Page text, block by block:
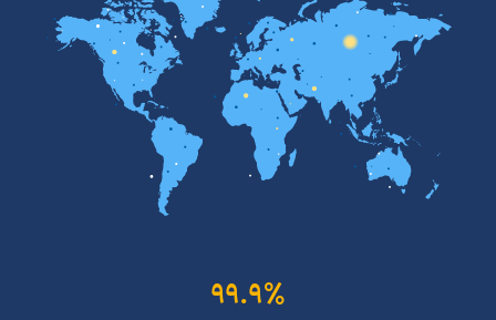
99.9٪